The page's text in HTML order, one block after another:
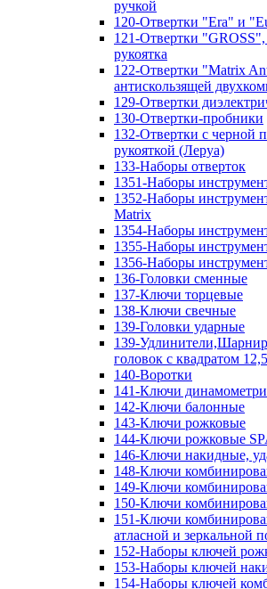
ручкой
120-Отвертки "Era" и
121-Отвертки
рукоятка
122-Отвертки "Matrix
антискользящей
129-Отвертки
130-Отвертки-пробники
132-Отвертки с черной
рукояткой (Леруа)
133-Наборы отверток
1351-Наборы
1352-Наборы
Matrix
1354-Наборы
1355-Наборы
1356-Наборы
136-Головки сменные
137-Ключи торцевые
138-Ключи свечные
139-Головки ударные
139-
головок с квадратом
140-Воротки
141-Ключи
142-Ключи балонные
143-Ключи рожковые
144-Ключи рожковые
146-Ключи накидные,
148-Ключи
149-Ключи
150-Ключи
151-Ключи
атласной и зеркальной
152-Наборы ключей
153-Наборы ключей
154-Наборы ключей